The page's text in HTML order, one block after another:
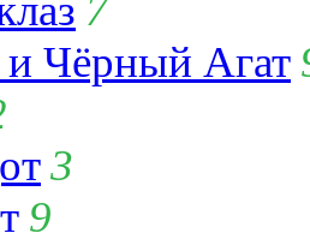
Чёрный Агат
3
9